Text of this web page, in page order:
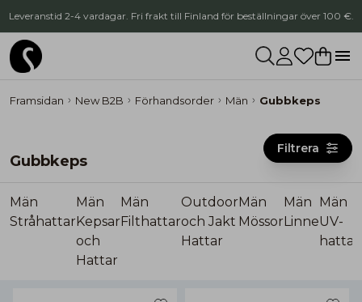
Leveranstid 2-4 vardagar. Fri frakt till Finland för beställningar över 100 €.
Framsidan New B2B Förhandsorder Män Gubbkeps
Gubbkeps
Filtrera
Män
Stråhattar
Män
Kepsar
och
Hattar
Män
Filthattar
Outdoor
och Jakt
Hattar
Män
Mössor
Män
Linne
Män
UV-
hattar